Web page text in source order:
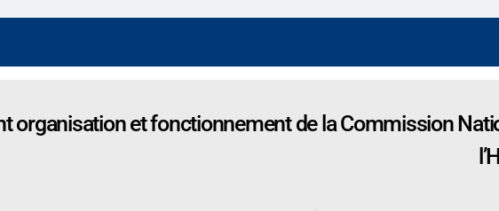
organisation et fonctionnement de la Commission